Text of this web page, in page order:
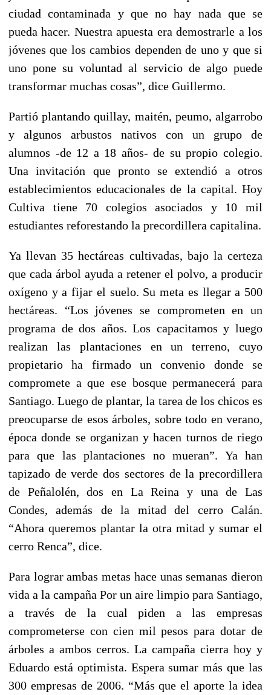
ciudad contaminada y que no hay nada que se
pueda hacer. Nuestra apuesta era demostrarle a los
jóvenes que los cambios dependen de uno y que si
uno pone su voluntad al servicio de algo puede
transformar muchas cosas”, dice Guillermo.
Partió plantando quillay, maitén, peumo, algarrobo
y algunos arbustos nativos con un grupo de
alumnos -de 12 a 18 años- de su propio colegio.
Una invitación que pronto se extendió a otros
establecimientos educacionales de la capital. Hoy
Cultiva tiene 70 colegios asociados y 10 mil
estudiantes reforestando la precordillera capitalina.
Ya llevan 35 hectáreas cultivadas, bajo la certeza
que cada árbol ayuda a retener el polvo, a producir
oxígeno y a fijar el suelo. Su meta es llegar a 500
hectáreas. “Los jóvenes se comprometen en un
programa de dos años. Los capacitamos y luego
realizan las plantaciones en un terreno, cuyo
propietario ha firmado un convenio donde se
compromete a que ese bosque permanecerá para
Santiago. Luego de plantar, la tarea de los chicos es
preocuparse de esos árboles, sobre todo en verano,
época donde se organizan y hacen turnos de riego
para que las plantaciones no mueran”. Ya han
tapizado de verde dos sectores de la precordillera
de Peñalolén, dos en La Reina y una de Las
Condes, además de la mitad del cerro Calán.
“Ahora queremos plantar la otra mitad y sumar el
cerro Renca”, dice.
Para lograr ambas metas hace unas semanas dieron
vida a la campaña Por un aire limpio para Santiago,
a través de la cual piden a las empresas
comprometerse con cien mil pesos para dotar de
árboles a ambos cerros. La campaña cierra hoy y
Eduardo está optimista. Espera sumar más que las
300 empresas de 2006. “Más que el aporte la idea